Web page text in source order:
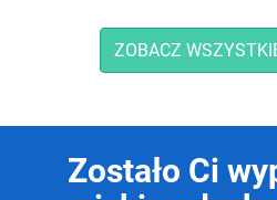
ZOBACZ
Zostało Ci